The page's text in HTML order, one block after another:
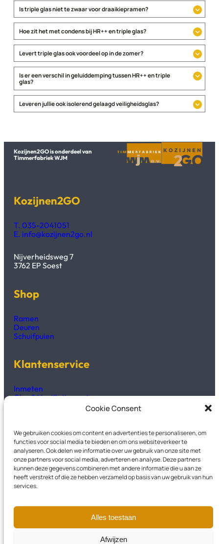
Cookie Consent
We gebruiken cookies om content en advertenties te personaliseren, om
functies voor social media te bieden en om ons websiteverkeer te
analyseren. Ook delen we informatie over uw gebruik van onze site met
onze partners voor social media, adverteren en analyse. Deze partners
kunnen deze gegevens combineren met andere informatie die u aan ze
heeft verstrekt of die ze hebben verzameld op basis van uw gebruik van hun
services.
Alles toestaan
Afwijzen
Is triple glas niet te zwaar voor draaikiepramen?
Hoe zit het met condens bij HR++ en triple glas?
Levert triple glas ook voordeel op in de zomer?
Is er een verschil in geluiddemping tussen HR++ en triple
glas?
Leveren jullie ook isolerend gelaagd veiligheidsglas?
Kozijnen2GO is onderdeel van
Timmerfabriek WJM
Kozijnen2GO
T. 035-2041051
E. info@kozijnen2go.nl
Nijverheidsweg 7
3762 EP Soest
Shop
Ramen
Deuren
Schuifpuien
Klantenservice
Inmeten
Glas & Ventilatieroosters
Kozijnen2GO
Over Ons
Veelgestelde vragen
Privacyverklaring
Instagram
LinkedIn
Facebook